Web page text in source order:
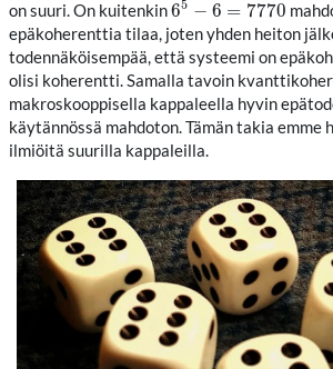
on suuri. On kuitenkin65 − 6 = 7770
65 −6 = 7770
epäkoherenttia tilaa, joten yhden heiton
todennäköisempää, että systeemi on
olisi koherentti. Samalla tavoin
makroskooppisella kappaleella hyvin
käytännössä mahdoton. Tämän takia
ilmiöitä suurilla kappaleilla.